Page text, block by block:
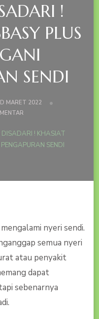
!
PLUS
SENDI
MARET 2022
DISADARI
!
MENANGANI
DISADARI ! KHASIAT
SENDI
nyeri sendi.
semua nyeri
atau penyakit
dapat
sebenarnya